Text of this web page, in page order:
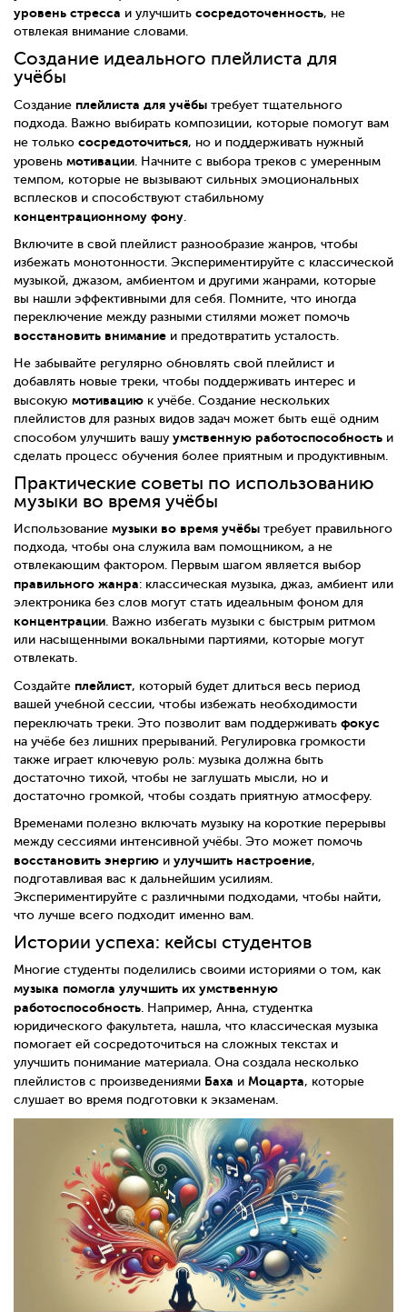
уровень стресса и улучшить сосредоточенность, не
отвлекая внимание словами.
Создание идеального плейлиста для
учёбы
Создание плейлиста для учёбы требует тщательного
подхода. Важно выбирать композиции, которые помогут вам
не только сосредоточиться, но и поддерживать нужный
уровень мотивации . Начните с выбора треков с умеренным
темпом, которые не вызывают сильных эмоциональных
всплесков и способствуют стабильному
концентрационному фону
Включите в свой плейлист разнообразие жанров, чтобы
избежать монотонности. Экспериментируйте с классической
музыкой, джазом, амбиентом и другими жанрами, которые
вы нашли эффективными для себя. Помните, что иногда
переключение между разными стилями может помочь
восстановить внимание и предотвратить усталость.
Не забывайте регулярно обновлять свой плейлист и
добавлять новые треки, чтобы поддерживать интерес и
высокую мотивацию к учёбе. Создание нескольких
плейлистов для разных видов задач может быть ещё одним
способом улучшить вашу умственную работоспособность и
сделать процесс обучения более приятным и продуктивным.
Практические советы по использованию
музыки во время учёбы
Использование музыки во время учёбы требует правильного
подхода, чтобы она служила вам помощником, а не
отвлекающим фактором. Первым шагом является выбор
правильного жанра: классическая музыка, джаз, амбиент или
электроника без слов могут стать идеальным фоном для
концентрации. Важно избегать музыки с быстрым ритмом
или насыщенными вокальными партиями, которые могут
отвлекать.
Создайте плейлист, который будет длиться весь период
вашей учебной сессии, чтобы избежать необходимости
переключать треки. Это позволит вам поддерживать фокус
на учёбе без лишних прерываний. Регулировка громкости
также играет ключевую роль: музыка должна быть
достаточно тихой, чтобы не заглушать мысли, но и
достаточно громкой, чтобы создать приятную атмосферу.
Временами полезно включать музыку на короткие перерывы
между сессиями интенсивной учёбы. Это может помочь
восстановить энергию и улучшить настроение,
подготавливая вас к дальнейшим усилиям.
Экспериментируйте с различными подходами, чтобы найти,
что лучше всего подходит именно вам.
Истории успеха: кейсы студентов
Многие студенты поделились своими историями о том, как
музыка помогла улучшить их умственную
работоспособность . Например, Анна, студентка
юридического факультета, нашла, что классическая музыка
помогает ей сосредоточиться на сложных текстах и
улучшить понимание материала. Она создала несколько
плейлистов с произведениями Баха и Моцарта, которые
слушает во время подготовки к экзаменам.